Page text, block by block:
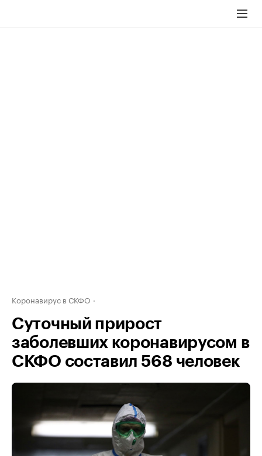
Коронавирус в СКФО
Суточный прирост
заболевших коронавирусом в
СКФО составил 568 человек